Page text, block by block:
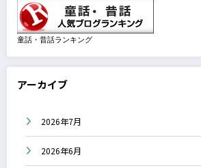
童話・昔話ランキング
アーカイブ
2026年7月
2026年6月